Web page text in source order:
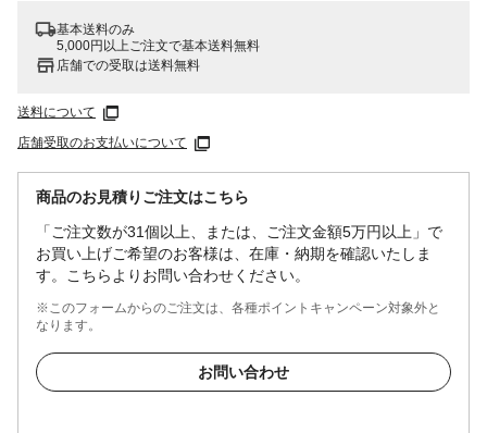
基本送料のみ
5,000円以上ご注文で基本送料無料
店舗での受取は送料無料
送料について
店舗受取のお支払いについて
商品のお見積りご注文はこちら
「ご注文数が31個以上、または、ご注文金額5万円以上」で
お買い上げご希望のお客様は、在庫・納期を確認いたしま
す。こちらよりお問い合わせください。
※このフォームからのご注文は、各種ポイントキャンペーン対象外と
なります。
お問い合わせ